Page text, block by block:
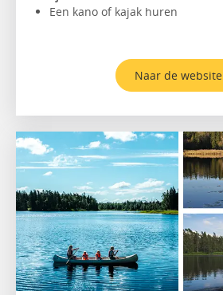
Een kano of kajak huren
Naar de website